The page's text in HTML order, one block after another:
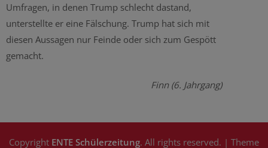
Umfragen, in denen Trump schlecht dastand,
unterstellte er eine Fälschung. Trump hat sich mit
diesen Aussagen nur Feinde oder sich zum Gespött
gemacht.
Finn (6. Jahrgang)
Copyright ENTE Schülerzeitung. All rights reserved. | Theme